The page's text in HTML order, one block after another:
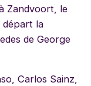
Zandvoort, le
départ la
de George
Carlos Sainz,